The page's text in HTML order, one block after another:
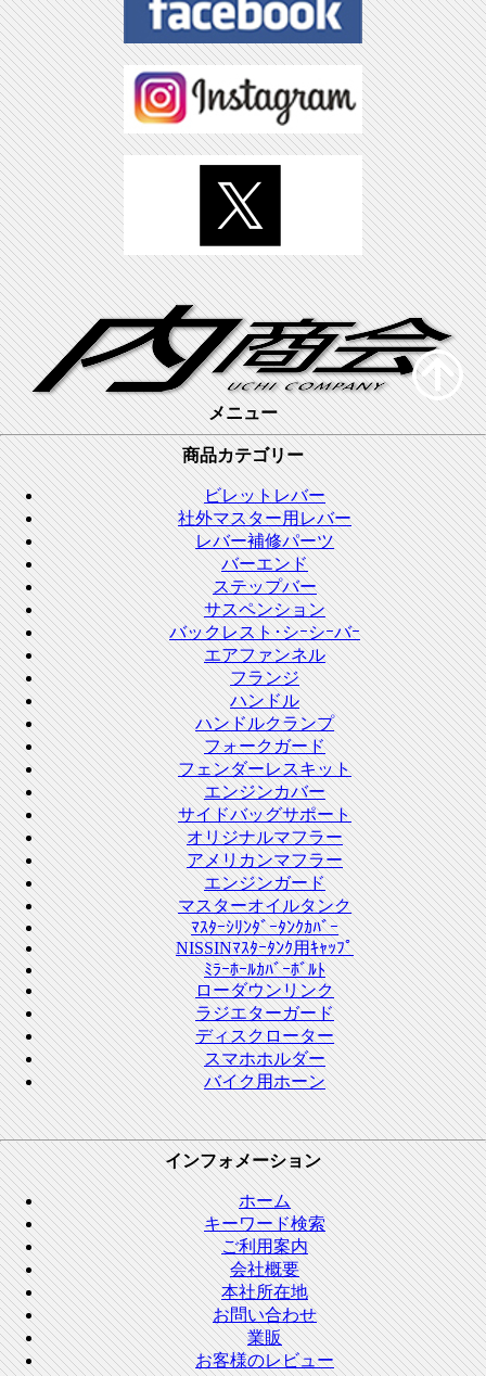
メニュー
商品カテゴリー
ビレットレバー
社外マスター用レバー
レバー補修パーツ
バーエンド
ステップバー
サスペンション
バックレスト･シｰシｰバｰ
エアファンネル
フランジ
ハンドル
ハンドルクランプ
フォークガード
フェンダーレスキット
エンジンカバー
サイドバッグサポート
オリジナルマフラー
アメリカンマフラー
エンジンガード
マスターオイルタンク
ﾏｽﾀｰｼﾘﾝﾀﾞｰﾀﾝｸｶﾊﾞｰ
NISSINﾏｽﾀｰﾀﾝｸ用ｷｬｯﾌﾟ
ﾐﾗｰﾎｰﾙｶﾊﾞｰﾎﾞﾙﾄ
ローダウンリンク
ラジエターガード
ディスクローター
スマホホルダー
バイク用ホーン
インフォメーション
ホーム
キーワード検索
ご利用案内
会社概要
本社所在地
お問い合わせ
業販
お客様のレビュー